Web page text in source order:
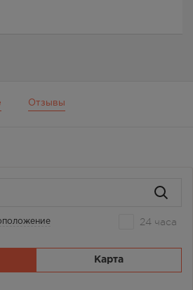
Отзывы
24 часа
Карта